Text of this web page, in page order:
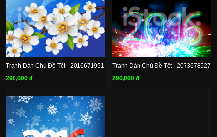
Tranh Dán Chủ Đề Tết - 2016671951
290,000 đ
Tranh Dán Chủ Đề Tết - 2073678527
290,000 đ